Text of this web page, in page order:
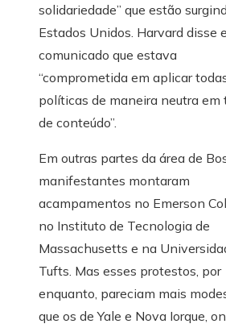
solidariedade” que estão
Estados Unidos. Harvard disse
comunicado que estava
“comprometida em aplicar
políticas de maneira neutra em
de conteúdo”.
Em outras partes da área de
manifestantes montaram
acampamentos no Emerson
no Instituto de Tecnologia de
Massachusetts e na
Tufts. Mas esses protestos, por
enquanto, pareciam mais
que os de Yale e Nova Iorque,